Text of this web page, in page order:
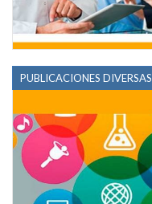
PUBLICACIONES DIVERSAS